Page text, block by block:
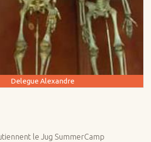
Delegue Alexandre
le Jug SummerCamp